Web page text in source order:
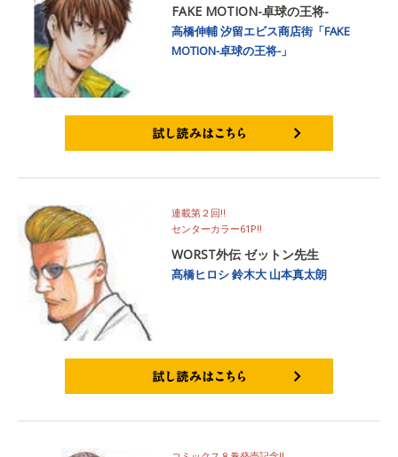
FAKE MOTION-卓球の王将-
高橋伸輔汐留エビス商店街「FAKE
MOTION-卓球の王将-」
連載第２回!!
センターカラー61P!!
WORST外伝 ゼットン先生
髙橋ヒロシ鈴木大 山本真太朗